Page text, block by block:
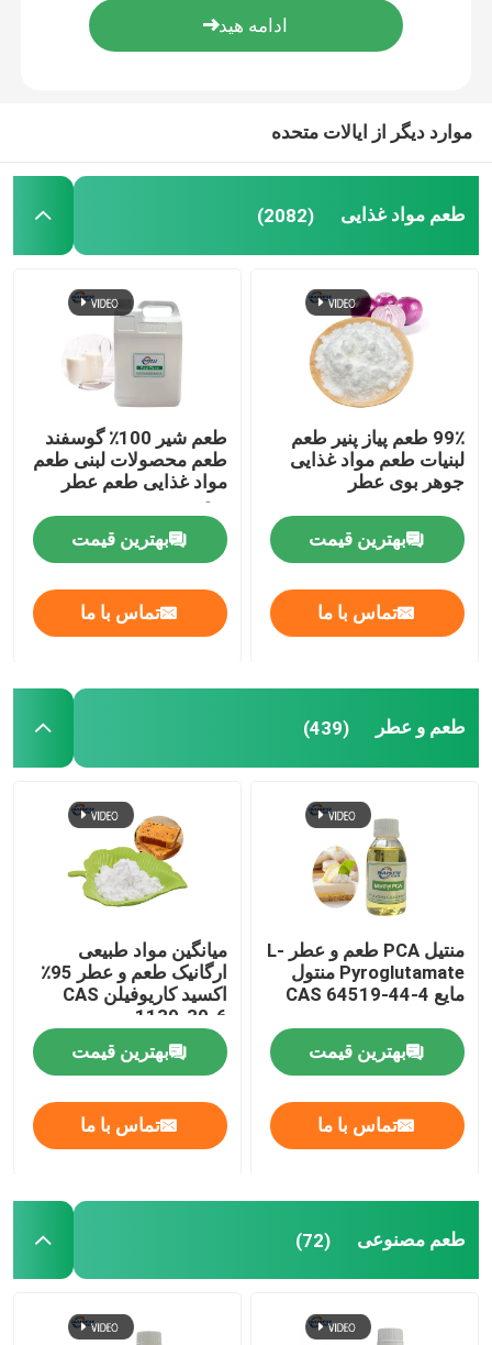
موارد دیگر از ایالات متحده
طعم مواد غذایی (2082)
99٪ طعم پیاز پنیر طعم
لبنیات طعم مواد غذایی
جوهر بوی عطر
بهترین قیمت
تماس با ما
طعم شیر 100٪ گوسفند
طعم محصولات لبنی طعم
مواد غذایی طعم عطر
بوی
بهترین قیمت
تماس با ما
طعم و عطر (439)
منتیل PCA طعم و عطر L-
Pyroglutamate منتول
مایع CAS 64519-44-4
بهترین قیمت
تماس با ما
میانگین مواد طبیعی
ارگانیک طعم و عطر 95٪
اکسید کاریوفیلن CAS
1139-30-6
بهترین قیمت
تماس با ما
طعم مصنوعی (72)